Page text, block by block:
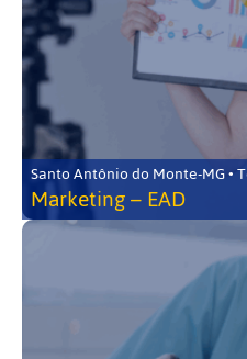
Santo Antônio do Monte-MG •
Marketing – EAD